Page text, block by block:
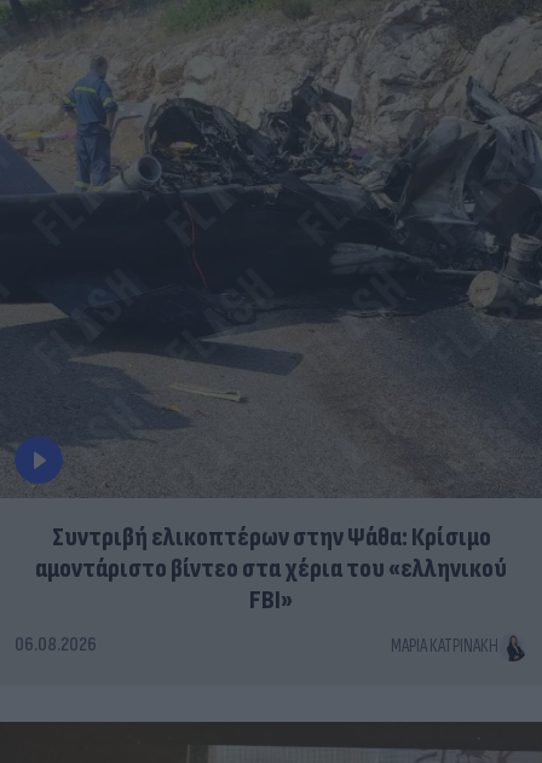
Συντριβή ελικοπτέρων στην Ψάθα: Κρίσιμο
αμοντάριστο βίντεο στα χέρια του «ελληνικού
FBI»
06.08.2026 ΜΑΡΊΑ ΚΑΤΡΙΝΆΚΗ